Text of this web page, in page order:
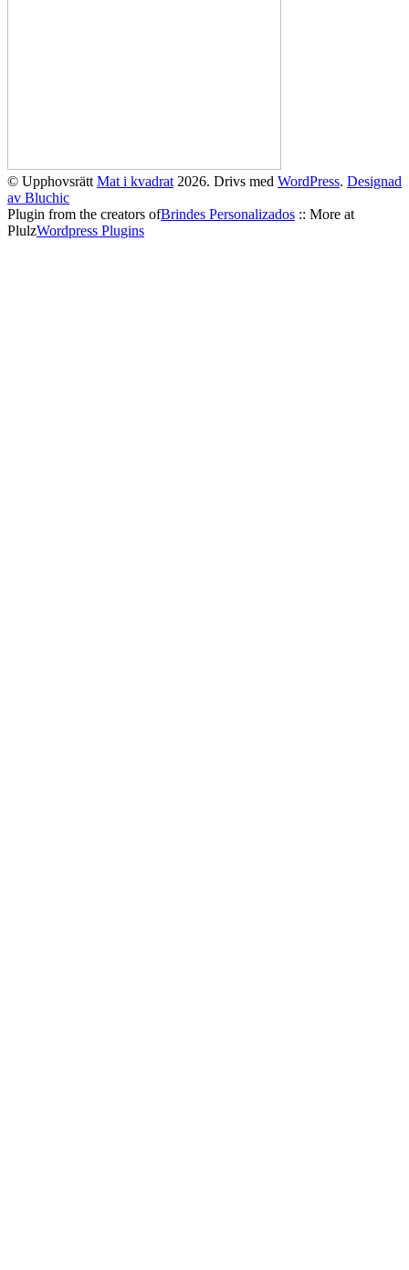
© Upphovsrätt Mat i kvadrat 2026. Drivs med WordPress. Designad
av Bluchic
Plugin from the creators ofBrindes Personalizados :: More at
PlulzWordpress Plugins